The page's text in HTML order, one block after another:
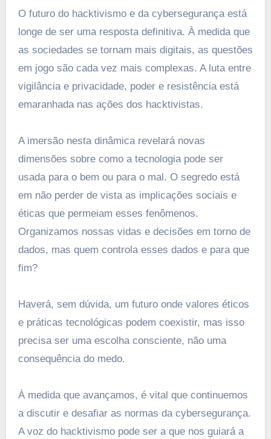
O futuro do hacktivismo e da cybersegurança está
longe de ser uma resposta definitiva. À medida que
as sociedades se tornam mais digitais, as questões
em jogo são cada vez mais complexas. A luta entre
vigilância e privacidade, poder e resistência está
emaranhada nas ações dos hacktivistas.
A imersão nesta dinâmica revelará novas
dimensões sobre como a tecnologia pode ser
usada para o bem ou para o mal. O segredo está
em não perder de vista as implicações sociais e
éticas que permeiam esses fenômenos.
Organizamos nossas vidas e decisões em torno de
dados, mas quem controla esses dados e para que
fim?
Haverá, sem dúvida, um futuro onde valores éticos
e práticas tecnológicas podem coexistir, mas isso
precisa ser uma escolha consciente, não uma
consequência do medo.
À medida que avançamos, é vital que continuemos
a discutir e desafiar as normas da cybersegurança.
A voz do hacktivismo pode ser a que nos guiará a